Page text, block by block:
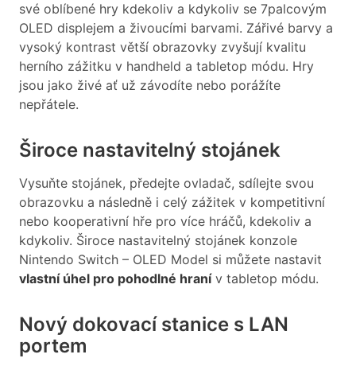
své oblíbené hry kdekoliv a kdykoliv se 7palcovým
OLED displejem a živoucími barvami. Zářivé barvy a
vysoký kontrast větší obrazovky zvyšují kvalitu
herního zážitku v handheld a tabletop módu. Hry
jsou jako živé ať už závodíte nebo porážíte
nepřátele.
Široce nastavitelný stojánek
Vysuňte stojánek, předejte ovladač, sdílejte svou
obrazovku a následně i celý zážitek v kompetitivní
nebo kooperativní hře pro více hráčů, kdekoliv a
kdykoliv. Široce nastavitelný stojánek konzole
Nintendo Switch – OLED Model si můžete nastavit
vlastní úhel pro pohodlné hranív tabletop módu.
Nový dokovací stanice s LAN
portem